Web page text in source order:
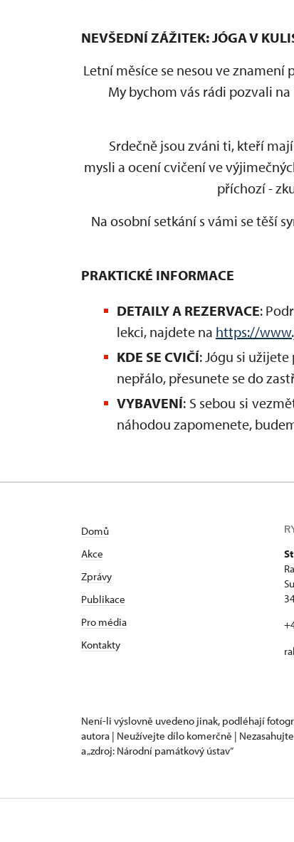
NEVŠEDNÍ ZÁŽITEK: JÓGA V
Letní měsíce se nesou ve
My bychom vás rádi pozvali
Srdečně jsou zváni ti, kteří
mysli a ocení cvičení ve
příchozí -
Na osobní setkání s vámi se těší
PRAKTICKÉ INFORMACE
DETAILY A REZERVACE:
lekci, najdete na https://
KDE SE CVIČÍ: Jógu si
nepřálo, přesunete se do
VYBAVENÍ: S sebou si
náhodou zapomenete,
Domů
Akce
Zprávy
Publikace
Pro média
Kontakty
Není-li výslovně uvedeno jinak, podléhají
autora | Neužívejte dílo komerčně |
a „zdroj: Národní památkový ústav“